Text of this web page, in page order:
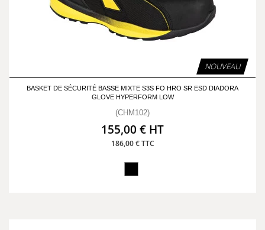
NOUVEAU
BASKET DE SÉCURITÉ BASSE MIXTE S3S FO HRO SR ESD DIADORA
GLOVE HYPERFORM LOW
(CHM102)
155,00 € HT
186,00 € TTC